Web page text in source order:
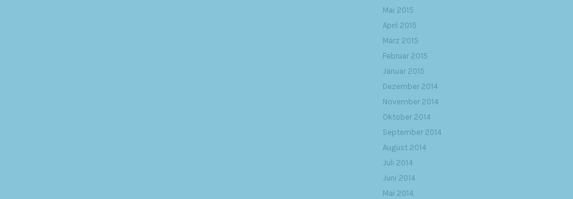
Mai 2015
April 2015
März 2015
Februar 2015
Januar 2015
Dezember 2014
November 2014
Oktober 2014
September 2014
August 2014
Juli 2014
Juni 2014
Mai 2014